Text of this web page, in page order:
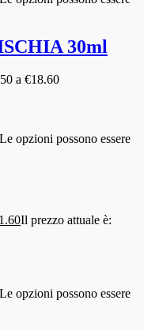
30ml
a €18.60
opzioni possono essere
Il prezzo attuale è:
opzioni possono essere